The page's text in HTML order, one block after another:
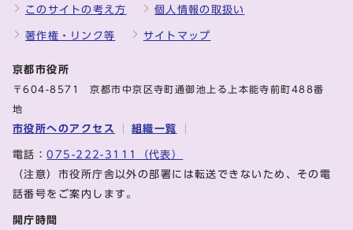
このサイトの考え方 個人情報の取扱い
著作権・リンク等 サイトマップ
京都市役所
〒604-8571 京都市中京区寺町通御池上る上本能寺前町488番
地
市役所へのアクセス 組織一覧
電話：075-222-3111（代表）
（注意）市役所庁舎以外の部署には転送できないため、その電
話番号をご案内します。
開庁時間